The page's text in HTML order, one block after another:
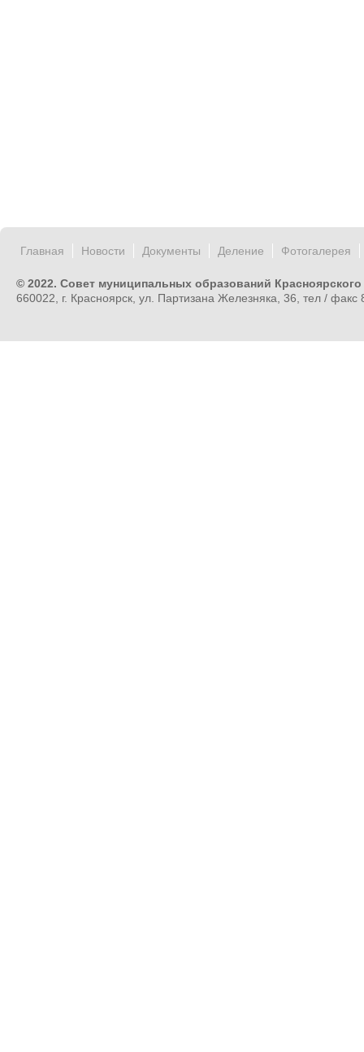
Главная Новости Документы Деление Фотогалерея
© 2022. Совет муниципальных образований Красноярского
660022, г. Красноярск, ул. Партизана Железняка, 36, тел /